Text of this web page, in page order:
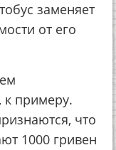
заменяет
от его
к примеру.
что
1000 гривен